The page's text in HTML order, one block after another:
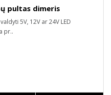
pultas dimeris
5V, 12V ar 24V LED
pr..